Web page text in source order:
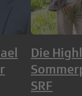
Die
SRF